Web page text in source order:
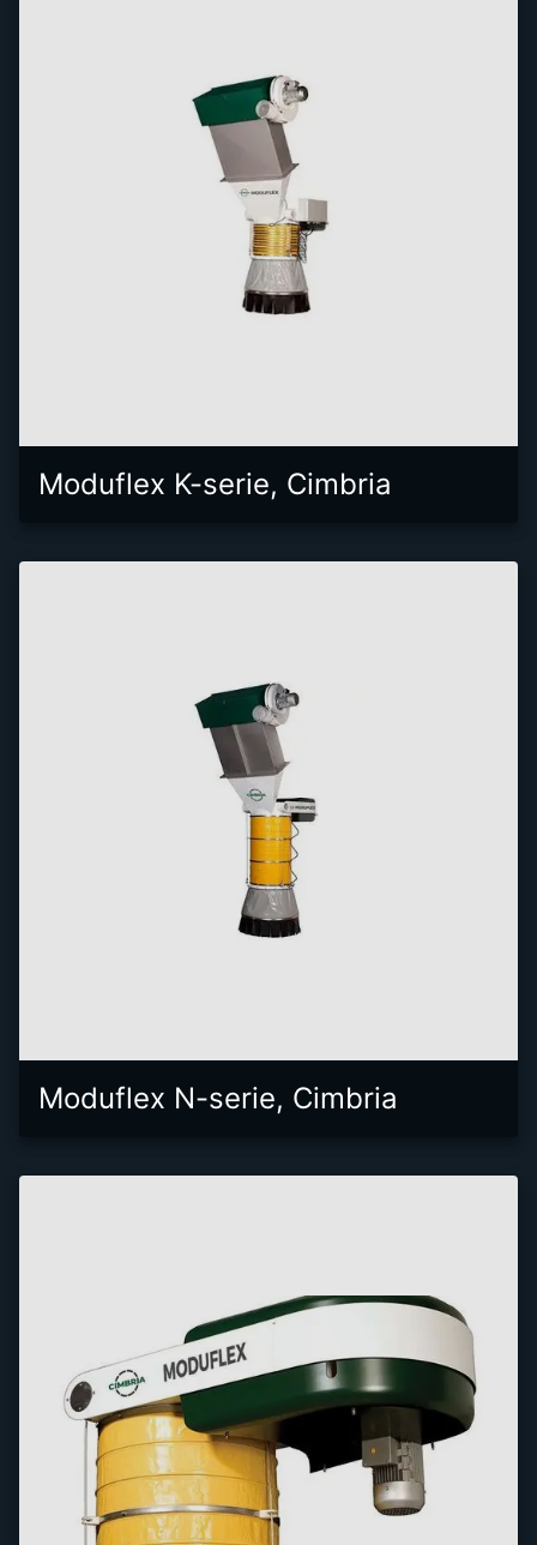
Moduflex K-serie, Cimbria
Moduflex N-serie, Cimbria